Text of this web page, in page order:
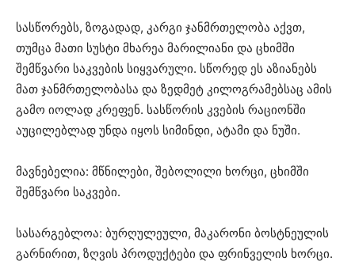
სასწორებს, ზოგადად, კარგი ჯანმრთელობა აქვთ,
თუმცა მათი სუსტი მხარეა მარილიანი და ცხიმში
შემწვარი საკვების სიყვარული. სწორედ ეს აზიანებს
მათ ჯანმრთელობასა და ზედმეტ კილოგრამებსაც ამის
გამო იოლად კრეფენ. სასწორის კვების რაციონში
აუცილებლად უნდა იყოს სიმინდი, ატამი და ნუში.
მავნებელია: მწნილები, შებოლილი ხორცი, ცხიმში
შემწვარი საკვები.
სასარგებლოა: ბურღულეული, მაკარონი ბოსტნეულის
გარნირით, ზღვის პროდუქტები და ფრინველის ხორცი.